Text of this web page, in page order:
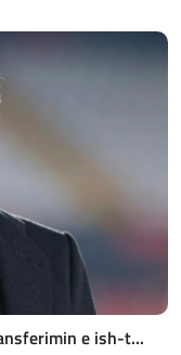
e ish-t...